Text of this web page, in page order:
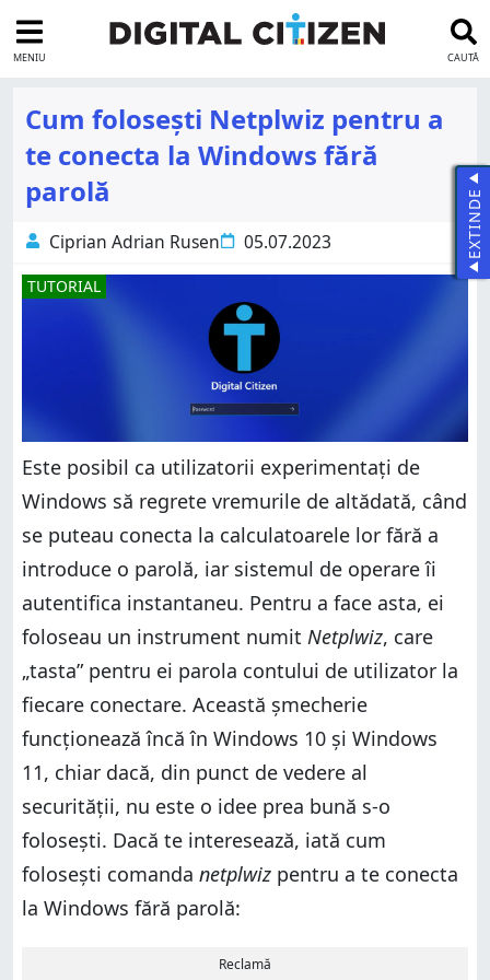
MENIU CAUTĂ
Cum folosești Netplwiz pentru a
te conecta la Windows fără
parolă
Ciprian Adrian Rusen 05.07.2023
TUTORIAL
Este posibil ca utilizatorii experimentați de
Windows să regrete vremurile de altădată, când
se puteau conecta la calculatoarele lor fără a
introduce o parolă, iar sistemul de operare îi
autentifica instantaneu. Pentru a face asta, ei
foloseau un instrument numit Netplwiz, care
„tasta” pentru ei parola contului de utilizator la
fiecare conectare. Această șmecherie
funcționează încă în Windows 10 și Windows
11, chiar dacă, din punct de vedere al
securității, nu este o idee prea bună s-o
folosești. Dacă te interesează, iată cum
folosești comanda netplwiz pentru a te conecta
la Windows fără parolă:
Reclamă
EXTINDE